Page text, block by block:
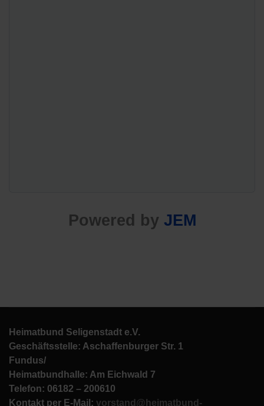
Powered by JEM
Heimatbund Seligenstadt e.V.
Geschäftsstelle: Aschaffenburger Str. 1
Fundus/
Heimatbundhalle: Am Eichwald 7
Telefon: 06182 – 200610
Kontakt per E-Mail: vorstand@heimatbund-